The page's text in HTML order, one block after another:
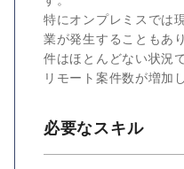
特にオンプレミスでは
業が発生することもあ
件はほとんどない状況
リモート案件数が増加
必要なスキル